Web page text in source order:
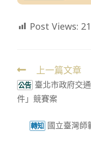
Post Views:
Read
more
articles
上一篇文章
公告 臺北市政府交
件」競賽案
轉知 國立臺灣師